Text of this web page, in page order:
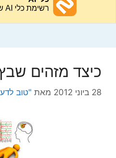
כיצד מזהים
28 ביוני 2012 מאת "טוב